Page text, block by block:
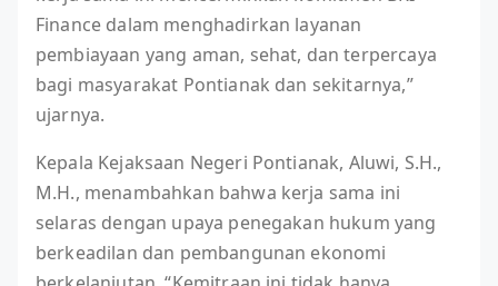
Finance dalam menghadirkan layanan
pembiayaan yang aman, sehat, dan terpercaya
bagi masyarakat Pontianak dan sekitarnya,”
ujarnya.
Kepala Kejaksaan Negeri Pontianak, Aluwi, S.H.,
M.H., menambahkan bahwa kerja sama ini
selaras dengan upaya penegakan hukum yang
berkeadilan dan pembangunan ekonomi